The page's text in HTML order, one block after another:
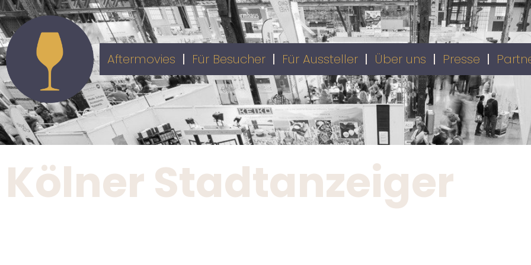
Aftermovies Für Besucher Für Aussteller Über uns Presse
Kölner Stadtanzeiger